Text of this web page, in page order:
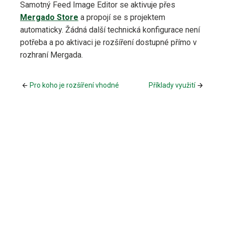
Samotný Feed Image Editor se aktivuje přes
Mergado Store a propojí se s projektem
automaticky. Žádná další technická konfigurace není
potřeba a po aktivaci je rozšíření dostupné přímo v
rozhraní Mergada.
Pro koho je rozšíření vhodné Příklady využití